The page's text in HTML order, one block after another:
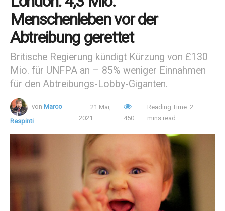
Die Lebens- und Familienrechtsbewegung interessiert
Sie? Bleiben Sie immer auf dem neuesten Stand –
abonnieren Sie unseren Newsletter!
hier.Tägliche Nachrichten aus den deutschsprachigen
Ländern und der ganzen Welt!
Tags: Frankreich Gender-Ideologie Gendersprache
Jean-Michel Blanquer
Menschenleben vor der
Abtreibung gerettet
Britische Regierung kündigt Kürzung von £130
Mio. für UNFPA an – 85% weniger Einnahmen
für den Abtreibungs-Lobby-Giganten.
von Marco
Respinti
21 Mai,
2021
450
Reading Time: 2
mins read